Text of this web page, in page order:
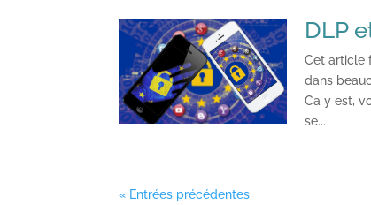
DLP
Cet article
dans
Ca y est,
se...
« Entrées précédentes